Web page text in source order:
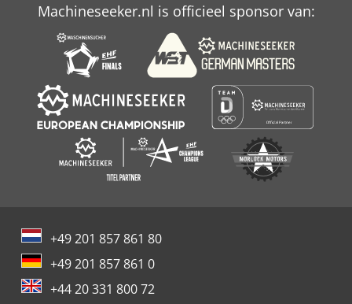
Machineseeker.nl is officieel sponsor van:
+49 201 857 861 80
+49 201 857 861 0
+44 20 331 800 72